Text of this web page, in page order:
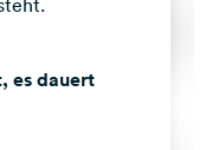
es dauert